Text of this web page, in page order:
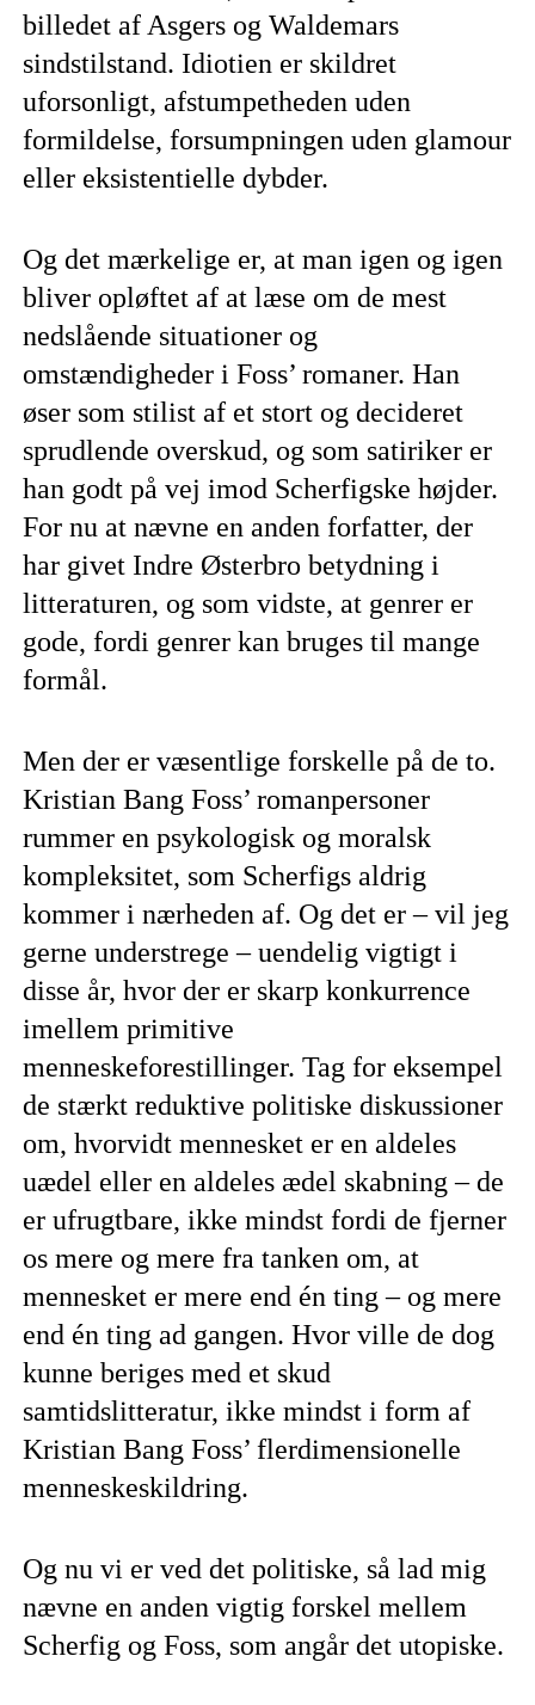
billedet af Asgers og Waldemars
sindstilstand. Idiotien er skildret
uforsonligt, afstumpetheden uden
formildelse, forsumpningen uden glamour
eller eksistentielle dybder.
Og det mærkelige er, at man igen og igen
bliver opløftet af at læse om de mest
nedslående situationer og
omstændigheder i Foss’ romaner. Han
øser som stilist af et stort og decideret
sprudlende overskud, og som satiriker er
han godt på vej imod Scherfigske højder.
For nu at nævne en anden forfatter, der
har givet Indre Østerbro betydning i
litteraturen, og som vidste, at genrer er
gode, fordi genrer kan bruges til mange
formål.
Men der er væsentlige forskelle på de to.
Kristian Bang Foss’ romanpersoner
rummer en psykologisk og moralsk
kompleksitet, som Scherfigs aldrig
kommer i nærheden af. Og det er – vil jeg
gerne understrege – uendelig vigtigt i
disse år, hvor der er skarp konkurrence
imellem primitive
menneskeforestillinger. Tag for eksempel
de stærkt reduktive politiske diskussioner
om, hvorvidt mennesket er en aldeles
uædel eller en aldeles ædel skabning – de
er ufrugtbare, ikke mindst fordi de fjerner
os mere og mere fra tanken om, at
mennesket er mere end én ting – og mere
end én ting ad gangen. Hvor ville de dog
kunne beriges med et skud
samtidslitteratur, ikke mindst i form af
Kristian Bang Foss’ flerdimensionelle
menneskeskildring.
Og nu vi er ved det politiske, så lad mig
nævne en anden vigtig forskel mellem
Scherfig og Foss, som angår det utopiske.